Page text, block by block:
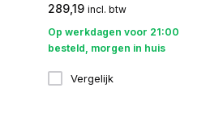
289,19 incl. btw
Op werkdagen voor 21:00
besteld, morgen in huis
Vergelijk